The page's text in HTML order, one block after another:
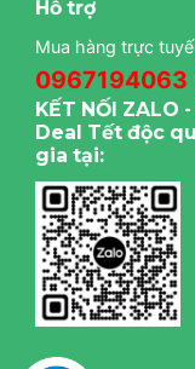
Hỗ trợ
Mua hàng trực
0967194063
KẾT NỐI ZALO
Deal Tết độc
gia tại: